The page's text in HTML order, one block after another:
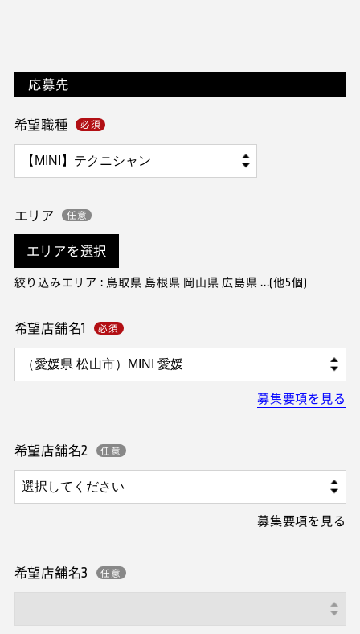
応募先
希望職種
エリア
エリアを選択
絞り込みエリア : 鳥取県 島根県 岡山県 広島県 ...(他5個)
希望店舗名1
募集要項を見る
希望店舗名2
募集要項を見る
希望店舗名3